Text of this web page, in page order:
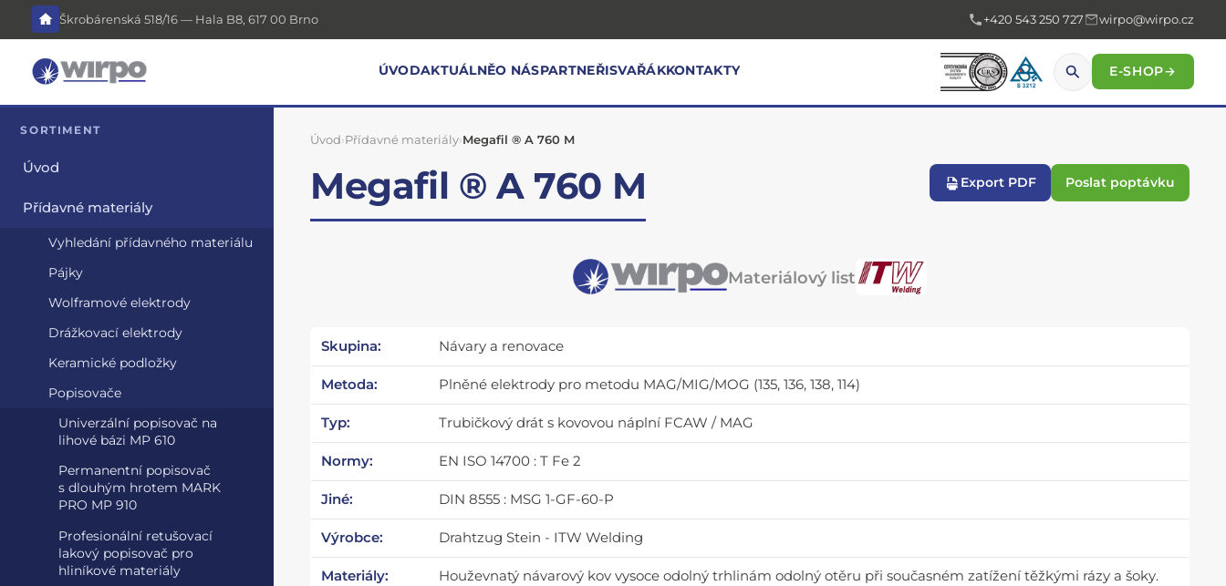
Škrobárenská 518/16 — Hala B8, 617 00 Brno +420 543 250 727 wirpo@wirpo.cz
ÚVODAKTUÁLNĚO NÁSPARTNEŘISVAŘÁKKONTAKTY E-SHOP→
SORTIMENT
Úvod
Přídavné materiály
Vyhledání přídavného materiálu
Pájky
Wolframové elektrody
Drážkovací elektrody
Keramické podložky
Popisovače
Univerzální popisovač na
lihové bázi MP 610
Permanentní popisovač
s dlouhým hrotem MARK
PRO MP 910
Profesionální retušovací
lakový popisovač pro
hliníkové materiály
Úvod›Přídavné materiály›Megafil ® A 760 M
Megafil ® A 760 M Export PDF Poslat poptávku
Materiálový list
Skupina: Návary a renovace
Metoda: Plněné elektrody pro metodu MAG/MIG/MOG (135, 136, 138, 114)
Typ: Trubičkový drát s kovovou náplní FCAW / MAG
Normy: EN ISO 14700 : T Fe 2
Jiné: DIN 8555 : MSG 1-GF-60-P
Výrobce: Drahtzug Stein - ITW Welding
Materiály:
Houževnatý návarový kov vysoce odolný trhlinám odolný otěru při současném zatížení těžkými rázy a šoky.